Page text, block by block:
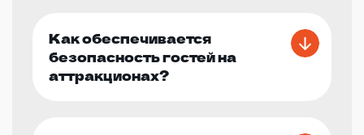
Как обеспечивается
безопасность гостей на
аттракционах?